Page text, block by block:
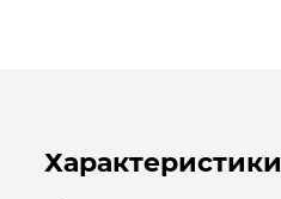
Характеристики